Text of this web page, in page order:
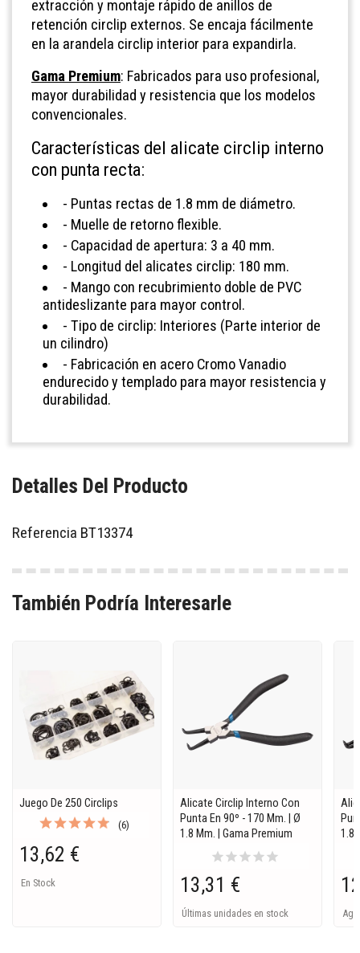
extracción y montaje rápido de anillos de
retención circlip externos. Se encaja fácilmente
en la arandela circlip interior para expandirla.
Gama Premium: Fabricados para uso profesional,
mayor durabilidad y resistencia que los modelos
convencionales.
Características del alicate circlip interno
con punta recta:
- Puntas rectas de 1.8 mm de diámetro.
- Muelle de retorno flexible.
- Capacidad de apertura: 3 a 40 mm.
- Longitud del alicates circlip: 180 mm.
- Mango con recubrimiento doble de PVC
antideslizante para mayor control.
- Tipo de circlip: Interiores (Parte interior de
un cilindro)
- Fabricación en acero Cromo Vanadio
endurecido y templado para mayor resistencia y
durabilidad.
Detalles Del Producto
Referencia BT13374
También Podría Interesarle
Juego De 250 Circlips
(6)
13,62 €
En Stock
Alicate Circlip Interno Con
Punta En 90º - 170 Mm. | Ø
1.8 Mm. | Gama Premium
starstarstarstarstar
13,31 €
Últimas unidades en stock
1.8